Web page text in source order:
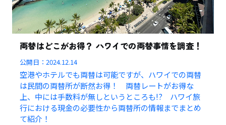
両替はどこがお得？ ハワイでの両替事情を調査！
公開日：2024.12.14
空港やホテルでも両替は可能ですが、ハワイでの両替
は民間の両替所が断然お得！ 両替レートがお得な
上、中には手数料が無しというところも!? ハワイ旅
行における現金の必要性から両替所の情報までまとめ
て紹介！